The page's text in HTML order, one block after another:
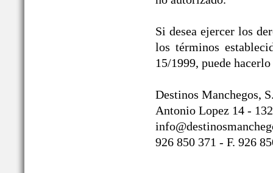
Si desea ejercer los
los términos
15/1999, puede
Destinos Manchegos,
Antonio Lopez 14 -
926 850 371 - F. 926